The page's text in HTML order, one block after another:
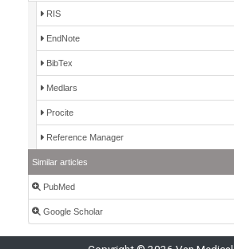
RIS
EndNote
BibTex
Medlars
Procite
Reference Manager
Similar articles
PubMed
Google Scholar